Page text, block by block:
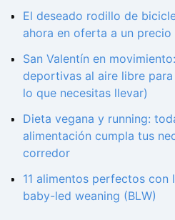
El deseado rodillo de
ahora en oferta a un
San Valentín en
deportivas al aire libre
lo que necesitas llevar)
Dieta vegana y running:
alimentación cumpla tus
corredor
11 alimentos perfectos con
baby-led weaning (BLW)